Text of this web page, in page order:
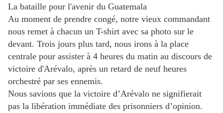
La bataille pour l'avenir du Guatemala
Au moment de prendre congé, notre vieux commandant
nous remet à chacun un T-shirt avec sa photo sur le
devant. Trois jours plus tard, nous irons à la place
centrale pour assister à 4 heures du matin au discours de
victoire d'Arévalo, après un retard de neuf heures
orchestré par ses ennemis.
Nous savions que la victoire d’Arévalo ne signifierait
pas la libération immédiate des prisonniers d’opinion.